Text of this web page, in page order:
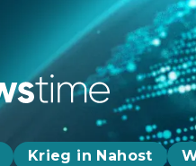
Krieg in Nahost